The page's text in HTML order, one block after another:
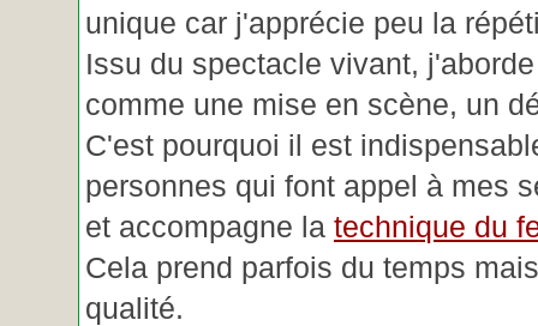
unique car j'apprécie peu la
Issu du spectacle vivant,
comme une mise en scène, un
C'est pourquoi il est
personnes qui font appel à mes
et accompagne la technique du
Cela prend parfois du temps
qualité.